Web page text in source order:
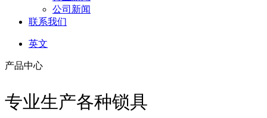
公司新闻
联系我们
英文
产品中心
专业生产各种锁具